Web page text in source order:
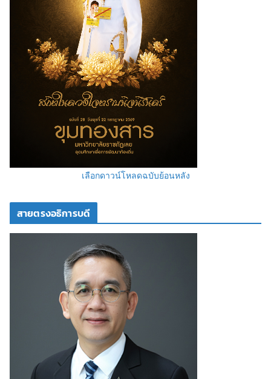
เลือกดาวน์โหลดฉบับย้อนหลัง
สายตรงอธิการบดี